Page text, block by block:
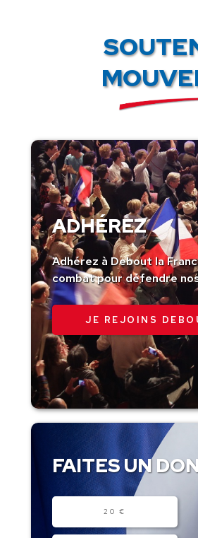
ADHÉREZ
Adhérez à Debout la
combat pour défendre
JE REJOINS
FAITES UN
20 €